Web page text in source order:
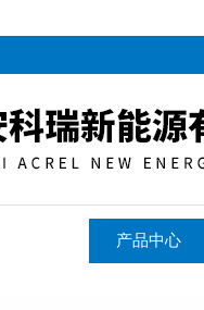
产品中心